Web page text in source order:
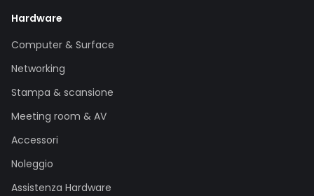
Hardware
Computer & Surface
Networking
Stampa & scansione
Meeting room & AV
Accessori
Noleggio
Assistenza Hardware